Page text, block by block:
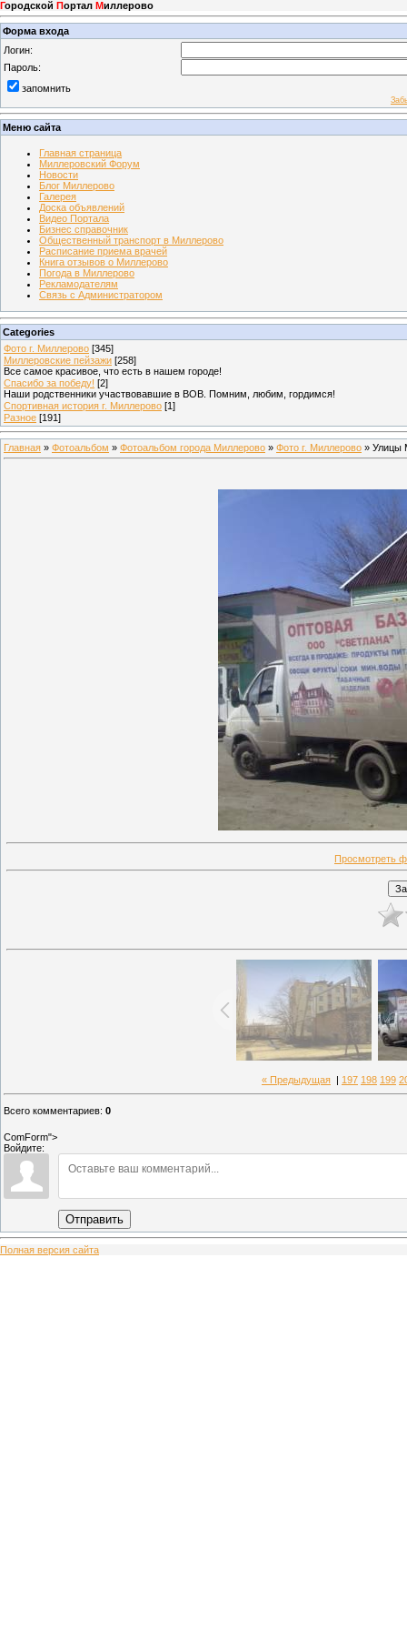
Городской Портал Миллерово
Форма входа
Логин:
Пароль:
запомнить
Меню сайта
Главная страница
Миллеровский Форум
Новости
Блог Миллерово
Галерея
Доска объявлений
Видео Портала
Бизнес справочник
Общественный транспорт в Миллерово
Расписание приема врачей
Книга отзывов о Миллерово
Погода в Миллерово
Рекламодателям
Связь с Администратором
Categories
Фото г. Миллерово [345]
Миллеровские пейзажи [258]
Все самое красивое, что есть в нашем городе!
Спасибо за победу! [2]
Наши родственники участвовавшие в ВОВ. Помним, любим, гордимся!
Спортивная история г. Миллерово [1]
Разное [191]
Главная » Фотоальбом » Фотоальбом города Миллерово » Фото г. Миллерово » Улицы
Просмотреть
« Предыдущая 197 198 199
Всего комментариев: 0
ComForm">
Войдите:
Отправить
Полная версия сайта